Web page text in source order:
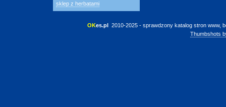
sklep z herbatami
OKes.pl 2010-2025 - sprawdzony katalog stron www,
Thumbshots